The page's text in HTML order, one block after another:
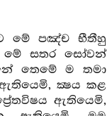
මේ පඤ්ච භීතීහු
සතර සෝවන්
තෙමේ ම තමා
ක්‍ෂය කළ
ඇතියෙමි,